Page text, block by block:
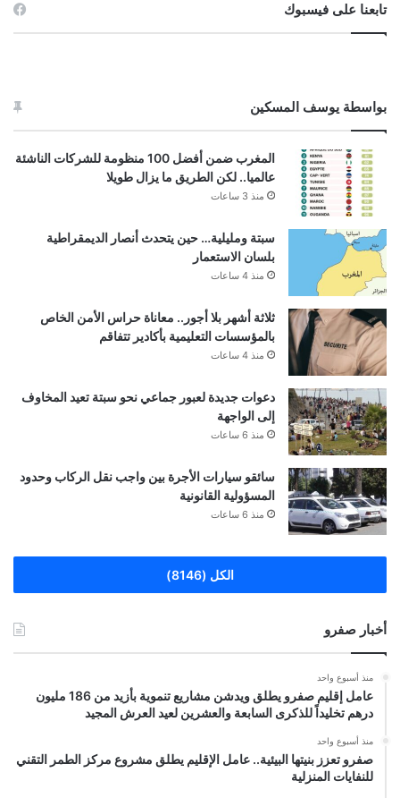
تابعنا على فيسبوك
بواسطة يوسف المسكين
المغرب ضمن أفضل 100 منظومة للشركات الناشئة
عالميا.. لكن الطريق ما يزال طويلا
منذ 3 ساعات
سبتة ومليلية… حين يتحدث أنصار الديمقراطية
بلسان الاستعمار
منذ 4 ساعات
ثلاثة أشهر بلا أجور.. معاناة حراس الأمن الخاص
بالمؤسسات التعليمية بأكادير تتفاقم
منذ 4 ساعات
دعوات جديدة لعبور جماعي نحو سبتة تعيد المخاوف
إلى الواجهة
منذ 6 ساعات
سائقو سيارات الأجرة بين واجب نقل الركاب وحدود
المسؤولية القانونية
منذ 6 ساعات
الكل (8146)
أخبار صفرو
منذ أسبوع واحد
عامل إقليم صفرو يطلق ويدشن مشاريع تنموية بأزيد من 186 مليون
درهم تخليداً للذكرى السابعة والعشرين لعيد العرش المجيد
منذ أسبوع واحد
صفرو تعزز بنيتها البيئية.. عامل الإقليم يطلق مشروع مركز الطمر التقني
للنفايات المنزلية